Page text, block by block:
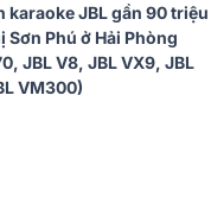
karaoke JBL gần 90 triệu
Sơn Phú ở Hải Phòng
JBL V8, JBL VX9, JBL
VM300)